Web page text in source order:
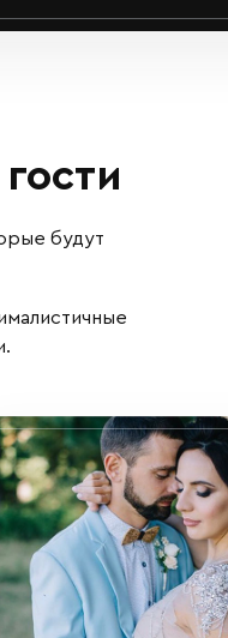
будут